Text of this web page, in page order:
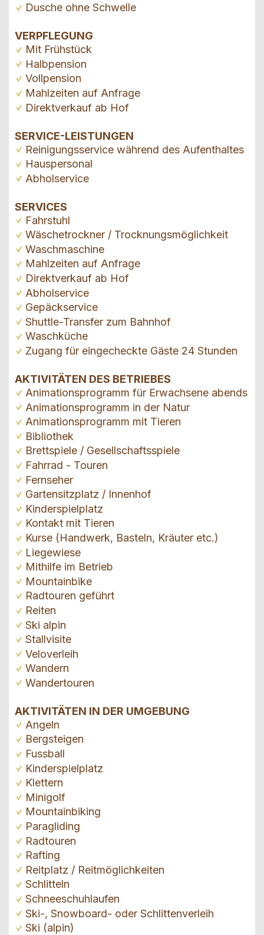
Dusche ohne Schwelle
VERPFLEGUNG
Mit Frühstück
Halbpension
Vollpension
Mahlzeiten auf Anfrage
Direktverkauf ab Hof
SERVICE-LEISTUNGEN
Reinigungsservice während des Aufenthaltes
Hauspersonal
Abholservice
SERVICES
Fahrstuhl
Wäschetrockner / Trocknungsmöglichkeit
Waschmaschine
Mahlzeiten auf Anfrage
Direktverkauf ab Hof
Abholservice
Gepäckservice
Shuttle-Transfer zum Bahnhof
Waschküche
Zugang für eingecheckte Gäste 24 Stunden
AKTIVITÄTEN DES BETRIEBES
Animationsprogramm für Erwachsene abends
Animationsprogramm in der Natur
Animationsprogramm mit Tieren
Bibliothek
Brettspiele / Gesellschaftsspiele
Fahrrad - Touren
Fernseher
Gartensitzplatz / Innenhof
Kinderspielplatz
Kontakt mit Tieren
Kurse (Handwerk, Basteln, Kräuter etc.)
Liegewiese
Mithilfe im Betrieb
Mountainbike
Radtouren geführt
Reiten
Ski alpin
Stallvisite
Veloverleih
Wandern
Wandertouren
AKTIVITÄTEN IN DER UMGEBUNG
Angeln
Bergsteigen
Fussball
Kinderspielplatz
Klettern
Minigolf
Mountainbiking
Paragliding
Radtouren
Rafting
Reitplatz / Reitmöglichkeiten
Schlitteln
Schneeschuhlaufen
Ski-, Snowboard- oder Schlittenverleih
Ski (alpin)